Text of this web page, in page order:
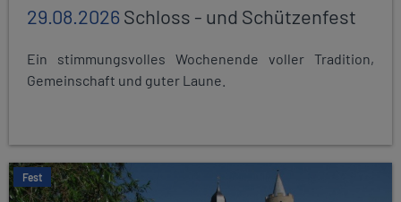
29.08.2026Schloss - und Schützenfest
Ein stimmungsvolles Wochenende voller Tradition,
Gemeinschaft und guter Laune.
Fest